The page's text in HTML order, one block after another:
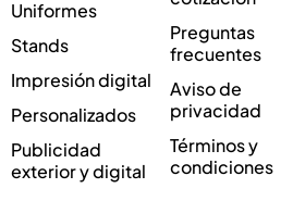
e
o
c
o
*
Uniformes
Stands
Impresión digital
Personalizados
Publicidad
exterior y digital
Preguntas
frecuentes
Aviso de
privacidad
Términos y
condiciones